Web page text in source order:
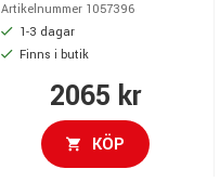
Artikelnummer 1057396
1-3 dagar
Finns i butik
2065 kr
KÖP